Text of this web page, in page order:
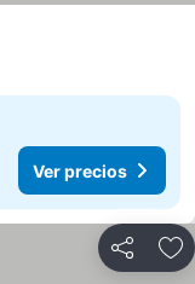
Ver precios
Compartir